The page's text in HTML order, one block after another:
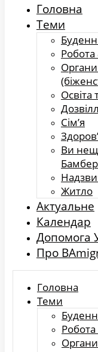
Головна
Теми
Освіта
Сім’я
Ви
Житло
Актуальне
Календар
Допомога
Про
Головна
Теми